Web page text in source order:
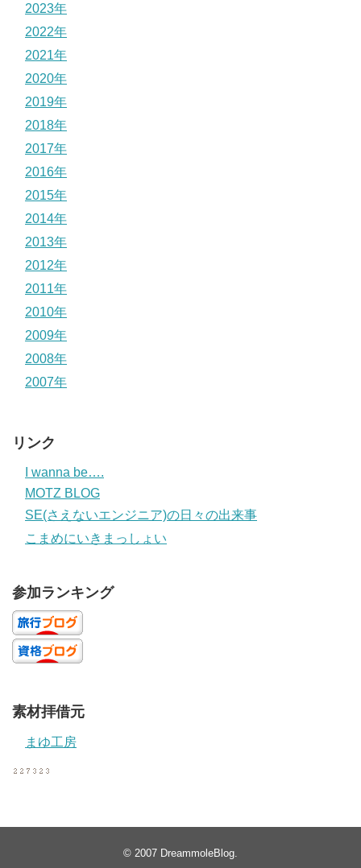
2023年
2022年
2021年
2020年
2019年
2018年
2017年
2016年
2015年
2014年
2013年
2012年
2011年
2010年
2009年
2008年
2007年
リンク
I wanna be….
MOTZ BLOG
SE(さえないエンジニア)の日々の出来事
こまめにいきまっしょい
参加ランキング
素材拝借元
まゆ工房
© 2007 DreammoleBlog